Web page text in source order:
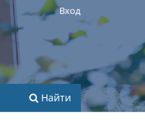
Найти
Вход